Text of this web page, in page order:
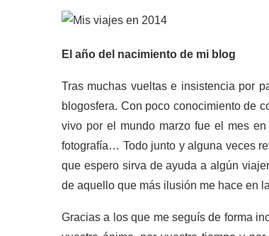
El año del nacimiento de mi blog
Tras muchas vueltas e insistencia por
blogosfera. Con poco conocimiento de
vivo por el mundo marzo fue el mes
fotografía… Todo junto y alguna veces
que espero sirva de ayuda a algún
de aquello que más ilusión me hace en
Gracias a los que me seguís de forma